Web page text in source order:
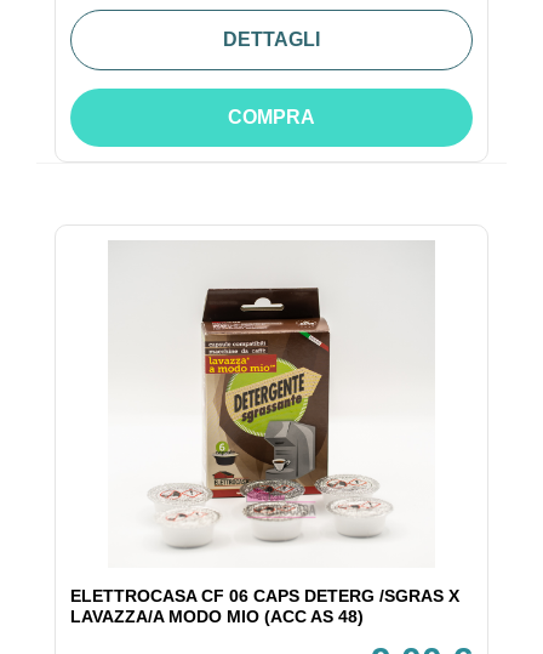
DETTAGLI
COMPRA
ELETTROCASA CF 06 CAPS DETERG /SGRAS X
LAVAZZA/A MODO MIO (ACC AS 48)